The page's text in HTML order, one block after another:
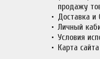
продажу
Доставка и
Личный
Условия
Карта сайта